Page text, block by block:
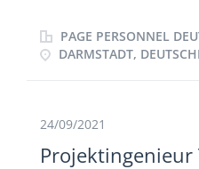
Wirtschaftliche
Geräten und Material
PAGE PERSONNEL
DARMSTADT,
24/09/2021
Projektingenieur